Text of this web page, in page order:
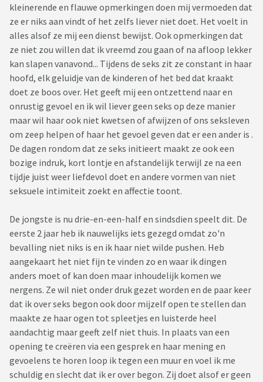
kleinerende en flauwe opmerkingen doen mij vermoeden dat
ze er niks aan vindt of het zelfs liever niet doet. Het voelt in
alles alsof ze mij een dienst bewijst. Ook opmerkingen dat
ze niet zou willen dat ik vreemd zou gaan of na afloop lekker
kan slapen vanavond... Tijdens de seks zit ze constant in haar
hoofd, elk geluidje van de kinderen of het bed dat kraakt
doet ze boos over. Het geeft mij een ontzettend naar en
onrustig gevoel en ik wil liever geen seks op deze manier
maar wil haar ook niet kwetsen of afwijzen of ons seksleven
om zeep helpen of haar het gevoel geven dat er een ander is .
De dagen rondom dat ze seks initieert maakt ze ook een
bozige indruk, kort lontje en afstandelijk terwijl ze na een
tijdje juist weer liefdevol doet en andere vormen van niet
seksuele intimiteit zoekt en affectie toont.
De jongste is nu drie-en-een-half en sindsdien speelt dit. De
eerste 2 jaar heb ik nauwelijks iets gezegd omdat zo'n
bevalling niet niks is en ik haar niet wilde pushen. Heb
aangekaart het niet fijn te vinden zo en waar ik dingen
anders moet of kan doen maar inhoudelijk komen we
nergens. Ze wil niet onder druk gezet worden en de paar keer
dat ik over seks begon ook door mijzelf open te stellen dan
maakte ze haar ogen tot spleetjes en luisterde heel
aandachtig maar geeft zelf niet thuis. In plaats van een
opening te creëren via een gesprek en haar mening en
gevoelens te horen loop ik tegen een muur en voel ik me
schuldig en slecht dat ik er over begon. Zij doet alsof er geen